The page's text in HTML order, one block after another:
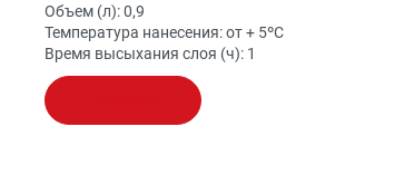
Объем (л):0,9
Температура нанесения:от + 5ºС
Время высыхания слоя (ч): 1